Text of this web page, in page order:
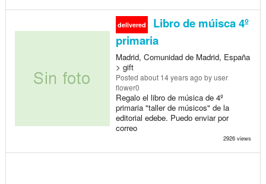
delivered
Libro de múisca 4º
primaria
Madrid, Comunidad de Madrid, España
> gift
Posted about 14 years ago by user
flower0
Regalo el libro de música de 4º
primaria "taller de músicos" de la
editorial edebe. Puedo enviar por
correo
2926 views